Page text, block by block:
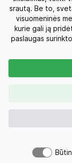
Svetainėje
užtikrinti
Tęsdami
Kelionės po
Apie mus
Privatumo
Kontaktai
srautą. Be to,
visuomeninės
kurie gali ją
paslaugas